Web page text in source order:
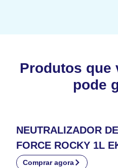
Produtos que
pode
NEUTRALIZADOR
FORCE ROCKY 1L
Comprar agora